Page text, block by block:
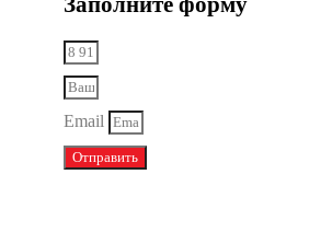
Email
Отправить